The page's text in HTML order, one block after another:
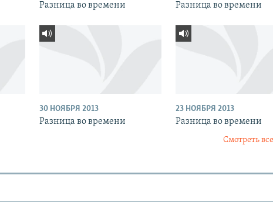
Разница во времени Разница во времени
30 НОЯБРЯ 2013
Разница во времени
23 НОЯБРЯ 2013
Разница во времени
Смотреть